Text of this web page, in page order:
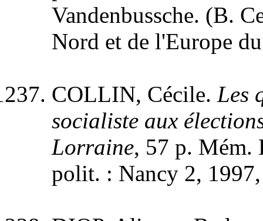
Vandenbussche. (B.
Nord et de l'Europe
COLLIN, Cécile. Les
socialiste aux
Lorraine, 57 p.
polit. : Nancy 2,